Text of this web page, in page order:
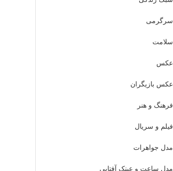
سرگرمی
سلامت
عکس
عکس بازیگران
فرهنگ و هنر
فیلم و سریال
مدل جواهرات
مدل ساعت و عینک آفتابی